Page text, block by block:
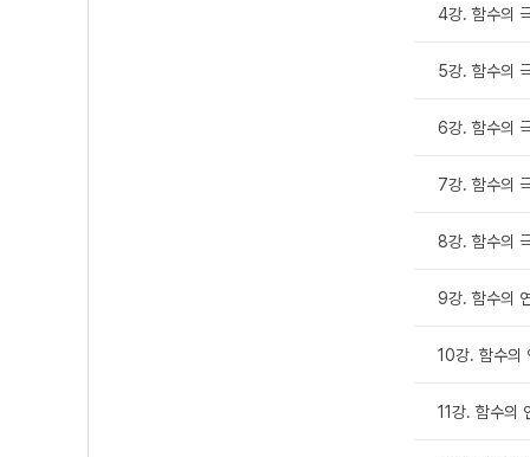
4강. 함수의
5강. 함수의
6강. 함수의
7강. 함수의
8강. 함수의
9강. 함수의
10강. 함수의
11강. 함수의